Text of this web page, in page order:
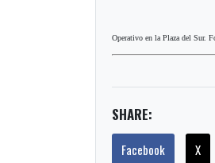
Operativo en la Plaza del Sur.
SHARE:
Facebook X